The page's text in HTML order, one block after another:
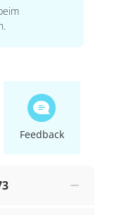
Feedback